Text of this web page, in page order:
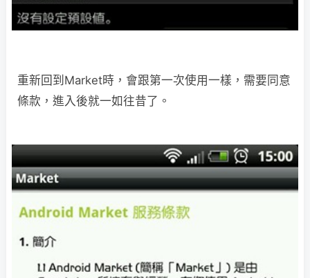
重新回到Market時，會跟第一次使用一樣，需要同意
條款，進入後就一如往昔了。